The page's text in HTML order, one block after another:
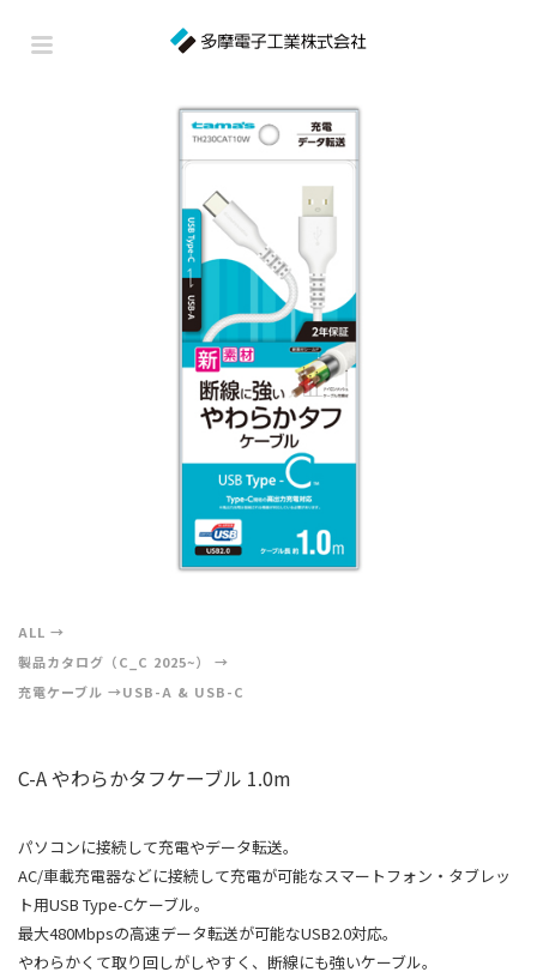
ALL
製品カタログ（C_C 2025~）
充電ケーブル
USB-A & USB-C
C-A やわらかタフケーブル 1.0m
パソコンに接続して充電やデータ転送。
AC/車載充電器などに接続して充電が可能なスマートフォン・タブレッ
ト用USB Type-Cケーブル。
最大480Mbpsの高速データ転送が可能なUSB2.0対応。
やわらかくて取り回しがしやすく、断線にも強いケーブル。